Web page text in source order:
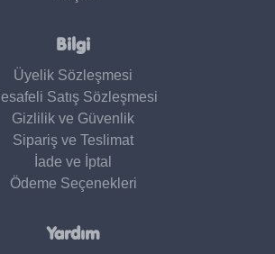
Bilgi
Üyelik Sözleşmesi
Satış Sözleşmesi
Gizlilik ve Güvenlik
Sipariş ve Teslimat
İade ve İptal
Ödeme Seçenekleri
Yardım